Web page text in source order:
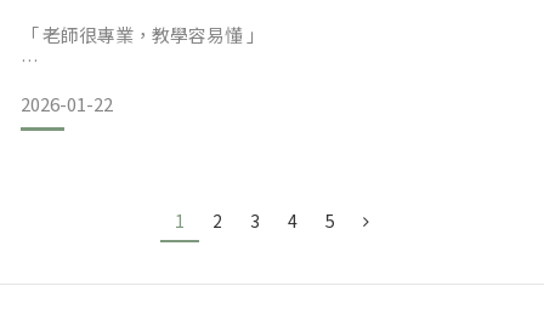
「 老師很專業，教學容易懂 」
「 課程太棒囉！ 」
2026-01-22
1 2 3 4 5